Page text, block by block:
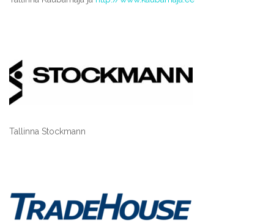
Tallinna Stockmann